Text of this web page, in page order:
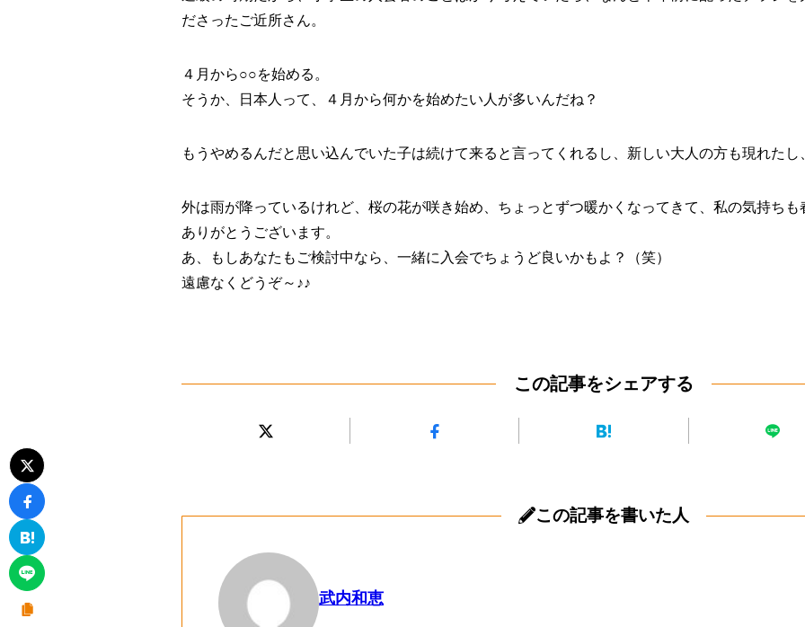
ださったご近所さん。
４月から○○を始める。
そうか、日本人って、４月から何かを始めたい人が多いんだね？
もうやめるんだと思い込んでいた子は続けて来ると言ってくれるし、新しい大人の方も現れた
外は雨が降っているけれど、桜の花が咲き始め、ちょっとずつ暖かくなってきて、私の気持ち
ありがとうございます。
あ、もしあなたもご検討中なら、一緒に入会でちょうど良いかもよ？（笑）
遠慮なくどうぞ～♪♪
この記事をシェアする
この記事を書いた人
武内和恵